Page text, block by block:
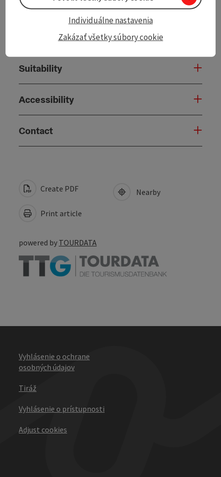
Tour and route information
Suitability
Accessibility
Contact
Create PDF
Print article
Nearby
powered by TOURDATA
Vyhlásenie o ochrane
osobných údajov
Tiráž
Vyhlásenie o prístupnosti
Adjust cookies
Zakázať všetky súbory cookie
Individuálne nastavenia